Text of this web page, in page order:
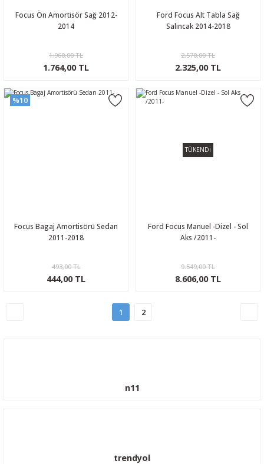
Focus Ön Amortisör Sağ 2012-
2014
1.960,00 TL
1.764,00 TL
Ford Focus Alt Tabla Sağ
Salıncak 2014-2018
2.570,00 TL
2.325,00 TL
%10
Focus Bagaj Amortisörü Sedan
2011-2018
493,00 TL
444,00 TL
TÜKENDİ
Ford Focus Manuel -Dizel - Sol
Aks /2011-
9.549,00 TL
8.606,00 TL
1 2
n11
trendyol